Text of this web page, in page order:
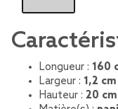
Longueur : 160
Largeur : 1,2 cm
Hauteur : 20 cm